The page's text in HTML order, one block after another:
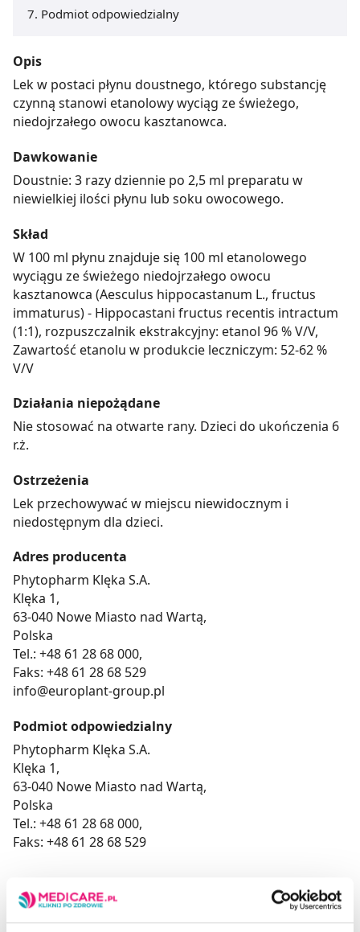
Podmiot odpowiedzialny
Opis
Lek w postaci płynu doustnego, którego substancję
czynną stanowi etanolowy wyciąg ze świeżego,
niedojrzałego owocu kasztanowca.
Dawkowanie
Doustnie: 3 razy dziennie po 2,5 ml preparatu w
niewielkiej ilości płynu lub soku owocowego.
Skład
W 100 ml płynu znajduje się 100 ml etanolowego
wyciągu ze świeżego niedojrzałego owocu
kasztanowca (Aesculus hippocastanum L., fructus
immaturus) - Hippocastani fructus recentis intractum
(1:1), rozpuszczalnik ekstrakcyjny: etanol 96 % V/V,
Zawartość etanolu w produkcie leczniczym: 52-62 %
V/V
Działania niepożądane
Nie stosować na otwarte rany. Dzieci do ukończenia 6
r.ż.
Ostrzeżenia
Lek przechowywać w miejscu niewidocznym i
niedostępnym dla dzieci.
Adres producenta
Phytopharm Klęka S.A.
Klęka 1,
63-040 Nowe Miasto nad Wartą,
Polska
Tel.: +48 61 28 68 000,
Faks: +48 61 28 68 529
info@europlant-group.pl
Podmiot odpowiedzialny
Phytopharm Klęka S.A.
Klęka 1,
63-040 Nowe Miasto nad Wartą,
Polska
Tel.: +48 61 28 68 000,
Faks: +48 61 28 68 529
To jest lek. Dla bezpieczeństwa stosuj go zgodnie z